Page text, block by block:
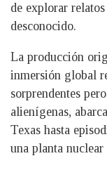
de explorar
desconocido.
La producción
inmersión global
sorprendentes
alienígenas,
Texas hasta
una planta nuclear